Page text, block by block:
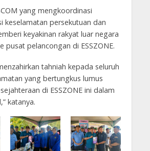
yang mengkoordinasi
keselamatan persekutuan dan
keyakinan rakyat luar negara
pusat pelancongan di ESSZONE.
tahniah kepada seluruh
yang bertungkus lumus
di ESSZONE ini dalam
katanya.